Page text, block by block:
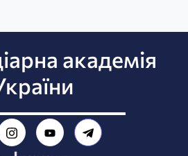
академія